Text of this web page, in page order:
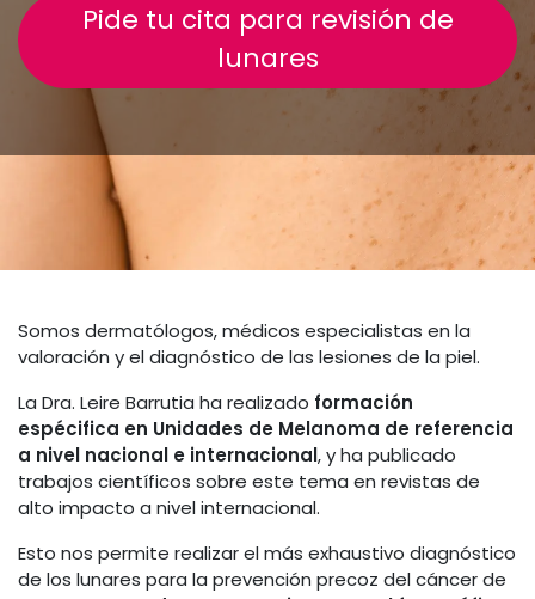
Pide tu cita para revisión de
lunares
Somos dermatólogos, médicos especialistas en la
valoración y el diagnóstico de las lesiones de la piel.
La Dra. Leire Barrutia ha realizado formación
espécifica en Unidades de Melanoma de referencia
a nivel nacional e internacional, y ha publicado
trabajos científicos sobre este tema en revistas de
alto impacto a nivel internacional.
Esto nos permite realizar el más exhaustivo diagnóstico
de los lunares para la prevención precoz del cáncer de